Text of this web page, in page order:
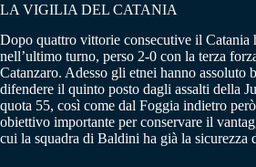
LA VIGILIA DEL CATANIA
Dopo quattro vittorie consecutive il Catania
nell’ultimo turno, perso 2-0 con la terza
Catanzaro. Adesso gli etnei hanno assoluto
difendere il quinto posto dagli assalti della
quota 55, così come dal Foggia indietro
obiettivo importante per conservare il
cui la squadra di Baldini ha già la sicurezza